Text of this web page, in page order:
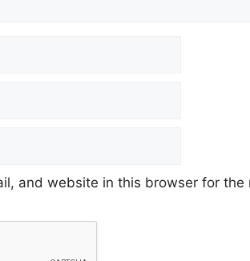
and website in this browser for the